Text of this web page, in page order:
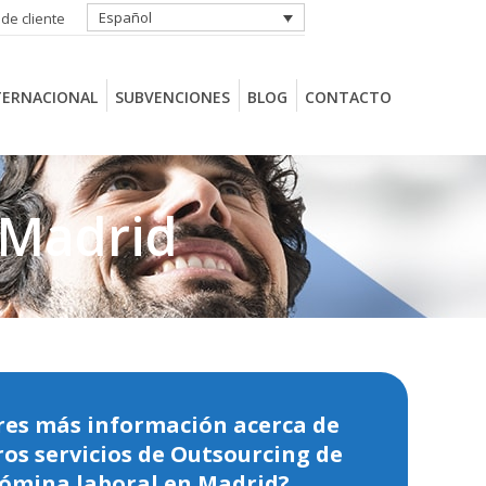
cliente Español
SUBVENCIONES BLOG CONTACTO
más información acerca de
servicios de Outsourcing de